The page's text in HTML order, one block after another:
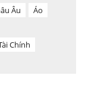
Âu
Áo
Chính